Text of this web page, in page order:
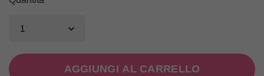
AGGIUNGI AL CARRELLO